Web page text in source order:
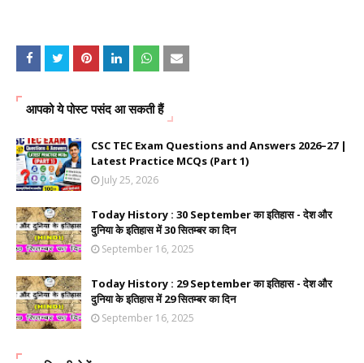
आपको ये पोस्ट पसंद आ सकती हैं
CSC TEC Exam Questions and Answers 2026–27 |
Latest Practice MCQs (Part 1)
July 25, 2026
Today History : 30 September का इतिहास - देश और
दुनिया के इतिहास में 30 सितम्बर का दिन
September 16, 2025
Today History : 29 September का इतिहास - देश और
दुनिया के इतिहास में 29 सितम्बर का दिन
September 16, 2025